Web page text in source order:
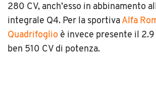
280 CV, anch’esso in abbinamento
integrale Q4. Per la sportiva Alfa
Quadrifoglio è invece presente il 2.9
ben 510 CV di potenza.